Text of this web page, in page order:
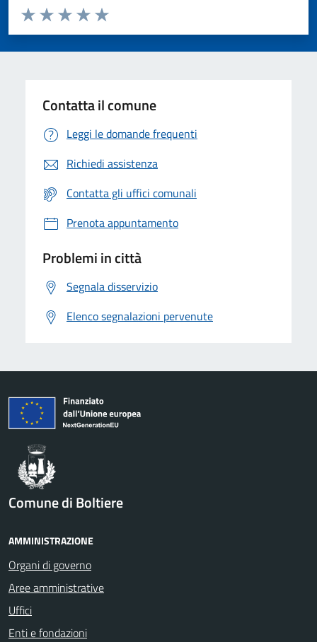
Valuta da 1 a 5 stelle la pagina
Valuta 5 stelle su 5
Valuta 4 stelle su 5
Valuta 3 stelle su 5
Valuta 2 stelle su 5
Valuta 1 stelle su 5
Contatta il comune
Leggi le domande frequenti
Richiedi assistenza
Contatta gli uffici comunali
Prenota appuntamento
Problemi in città
Segnala disservizio
Elenco segnalazioni pervenute
Comune di Boltiere
AMMINISTRAZIONE
Organi di governo
Aree amministrative
Uffici
Enti e fondazioni